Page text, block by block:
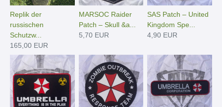
Replik der
russischen
Schutzw...
165,00 EUR
MARSOC Raider
Patch – Skull &a...
5,70 EUR
SAS Patch – United
Kingdom Spe...
4,90 EUR